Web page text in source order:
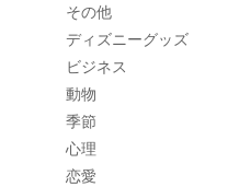
その他
ディズニーグッズ
ビジネス
動物
季節
心理
恋愛